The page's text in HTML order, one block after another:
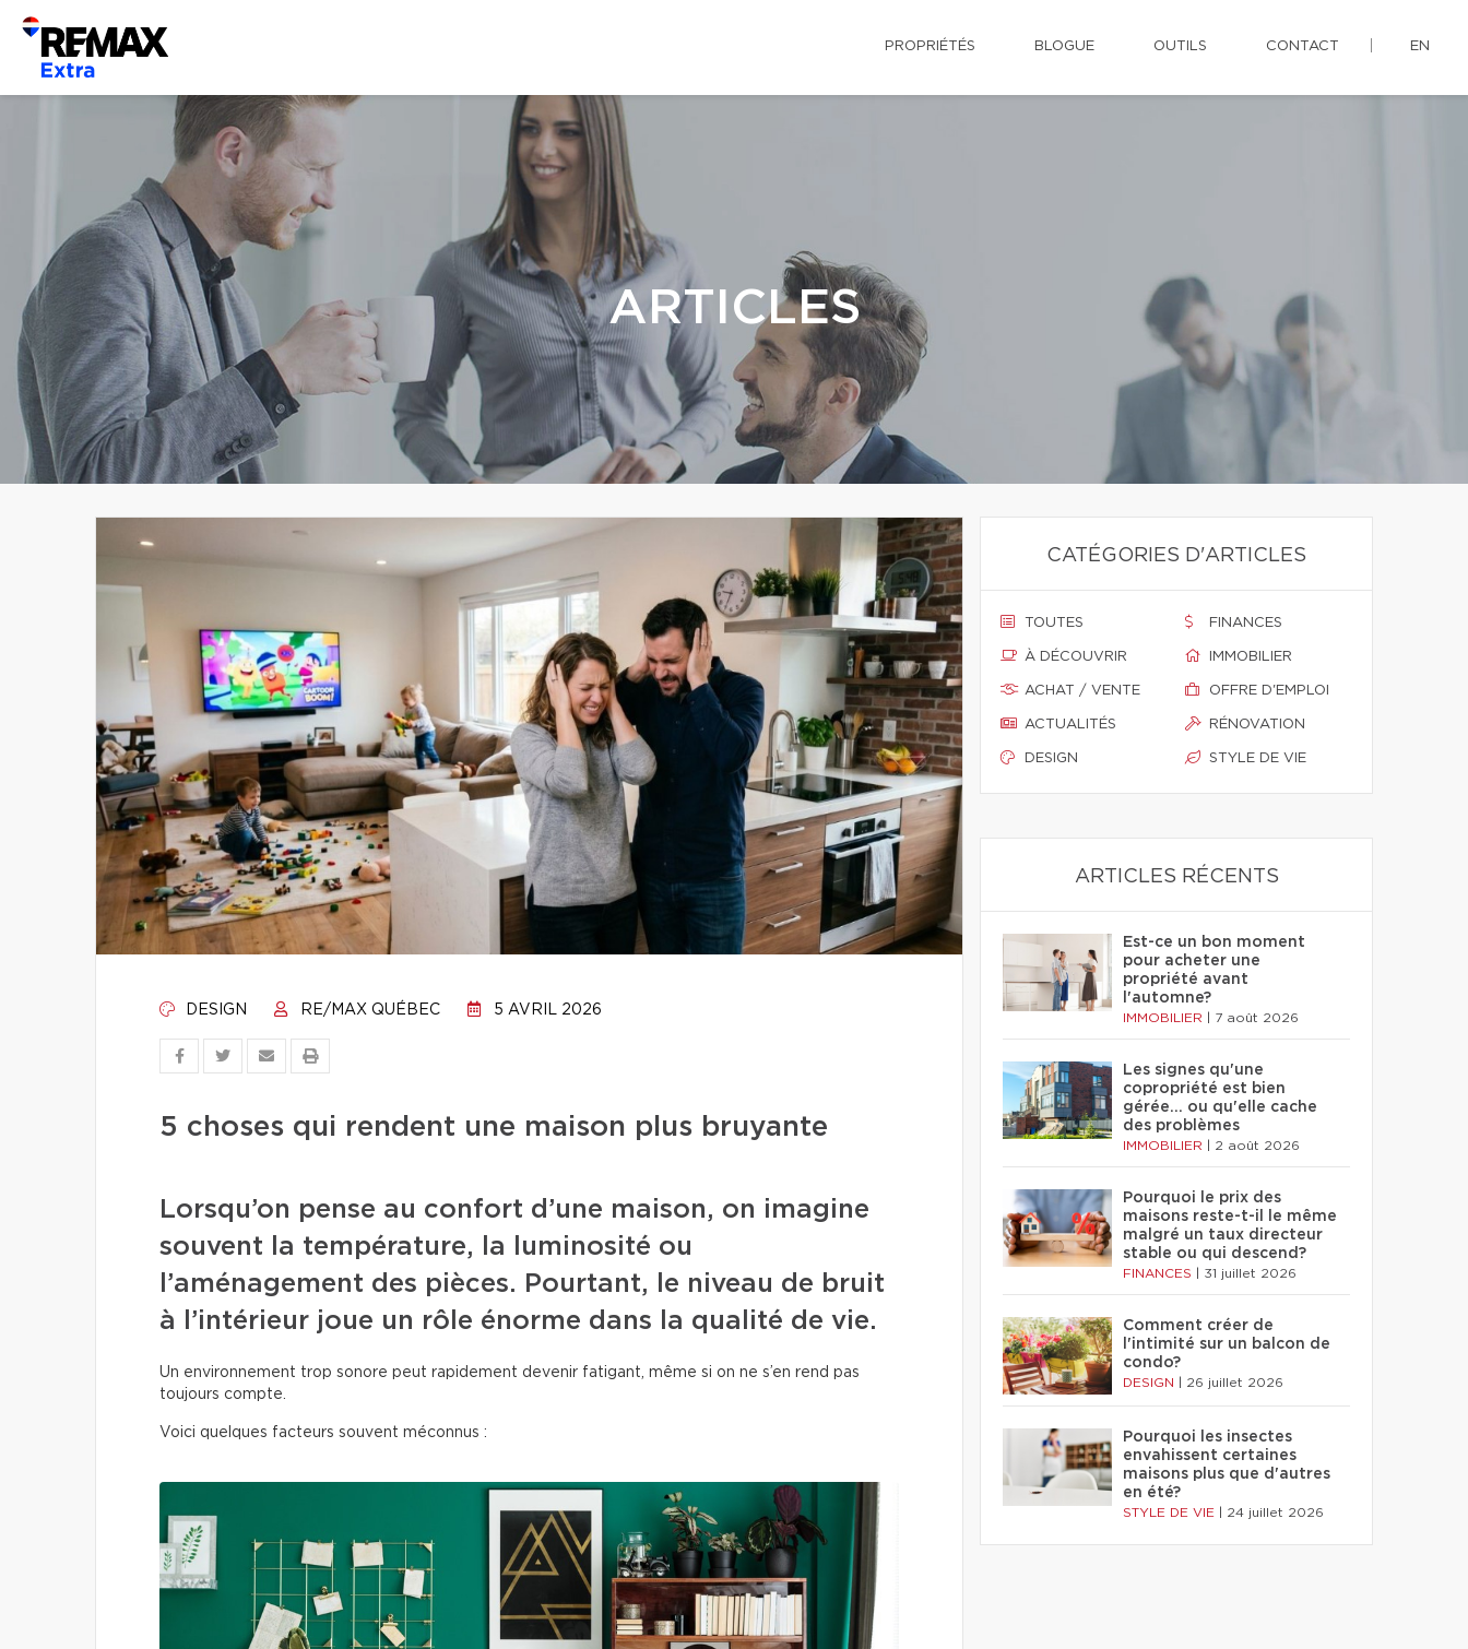
PROPRIÉTÉS BLOGUE OUTILS CONTACT EN
ARTICLES
DESIGN RE/MAX QUÉBEC 5 AVRIL 2026
5 choses qui rendent une maison plus bruyante
Lorsqu’on pense au confort d’une maison, on imagine
souvent la température, la luminosité ou
l’aménagement des pièces. Pourtant, le niveau de bruit
à l’intérieur joue un rôle énorme dans la qualité de vie.
Un environnement trop sonore peut rapidement devenir fatigant, même si on ne s’en rend pas
toujours compte.
Voici quelques facteurs souvent méconnus :
CATÉGORIES D'ARTICLES
TOUTES
À DÉCOUVRIR
ACHAT / VENTE
ACTUALITÉS
DESIGN
FINANCES
IMMOBILIER
OFFRE D'EMPLOI
RÉNOVATION
STYLE DE VIE
ARTICLES RÉCENTS
Est-ce un bon moment
pour acheter une
propriété avant
l'automne?
IMMOBILIER 7 août 2026
Les signes qu'une
copropriété est bien
gérée… ou qu'elle cache
des problèmes
IMMOBILIER 2 août 2026
Pourquoi le prix des
maisons reste-t-il le même
malgré un taux directeur
stable ou qui descend?
FINANCES 31 juillet 2026
Comment créer de
l'intimité sur un balcon de
condo?
DESIGN 26 juillet 2026
Pourquoi les insectes
envahissent certaines
maisons plus que d'autres
en été?
STYLE DE VIE 24 juillet 2026